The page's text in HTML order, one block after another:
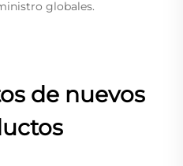
globales.
de nuevos